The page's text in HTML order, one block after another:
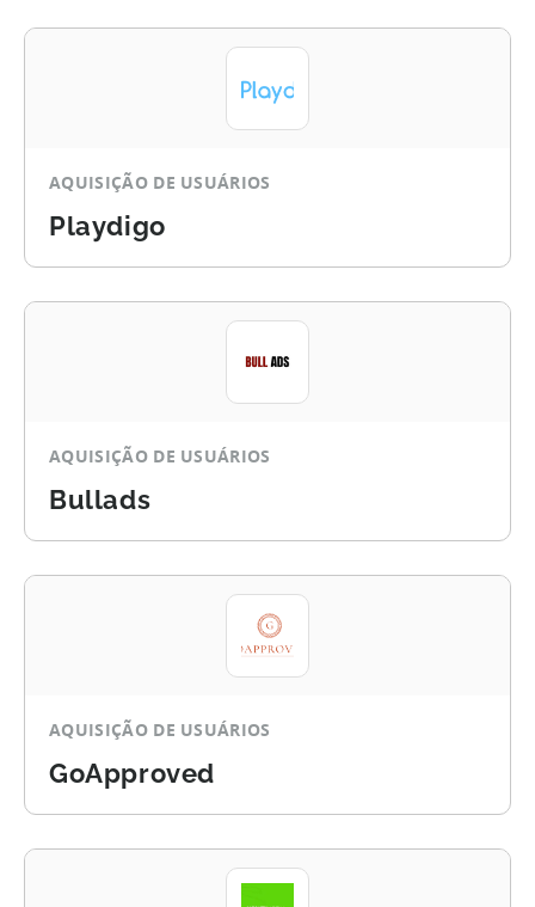
AQUISIÇÃO DE USUÁRIOS
Playdigo
AQUISIÇÃO DE USUÁRIOS
Bullads
AQUISIÇÃO DE USUÁRIOS
GoApproved